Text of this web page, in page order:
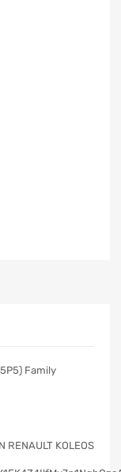
Family
RENAULT KOLEOS